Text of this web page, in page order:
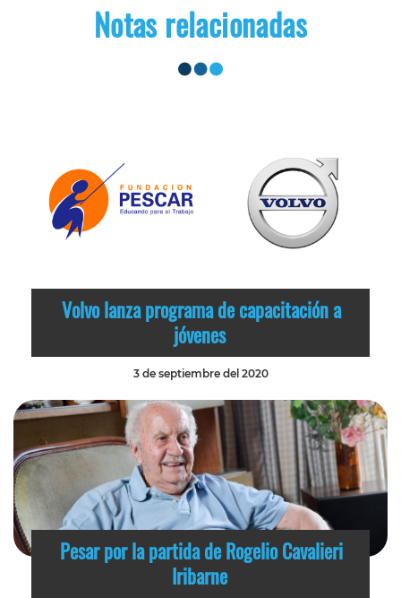
Notas relacionadas
Volvo lanza programa de capacitación a
jóvenes
3 de septiembre del 2020
Pesar por la partida de Rogelio Cavalieri
Iribarne